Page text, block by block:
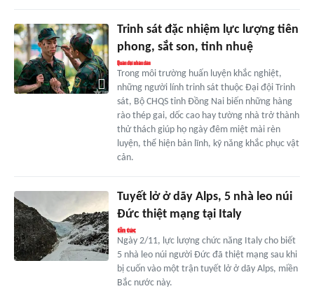
Trinh sát đặc nhiệm lực lượng tiên
phong, sắt son, tinh nhuệ
Trong môi trường huấn luyện khắc nghiệt,
những người lính trinh sát thuộc Đại đội Trinh
sát, Bộ CHQS tỉnh Đồng Nai biến những hàng
rào thép gai, dốc cao hay tường nhà trở thành
thử thách giúp họ ngày đêm miệt mài rèn
luyện, thể hiện bản lĩnh, kỹ năng khắc phục vật
cản.
Tuyết lở ở dãy Alps, 5 nhà leo núi
Đức thiệt mạng tại Italy
Ngày 2/11, lực lượng chức năng Italy cho biết
5 nhà leo núi người Đức đã thiệt mạng sau khi
bị cuốn vào một trận tuyết lở ở dãy Alps, miền
Bắc nước này.